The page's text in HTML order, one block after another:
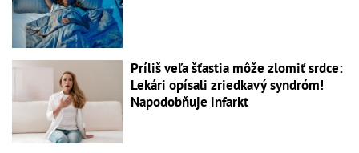
Príliš veľa šťastia môže zlomiť srdce:
Lekári opísali zriedkavý syndróm!
Napodobňuje infarkt